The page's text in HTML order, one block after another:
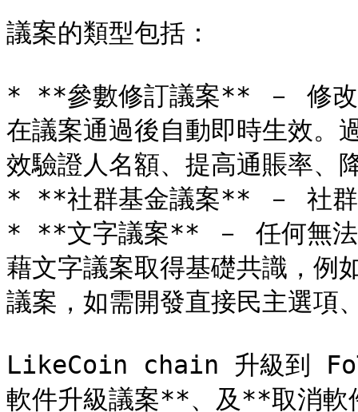
議案的類型包括：
* **參數修訂議案** － 修改
在議案通過後自動即時生效。
效驗證人名額、提高通賬率、
* **社群基金議案** － 社群
* **文字議案** － 任何無法
藉文字議案取得基礎共識，例
議案，如需開發直接民主選項
LikeCoin chain 升級到
軟件升級議案**、及**取消軟